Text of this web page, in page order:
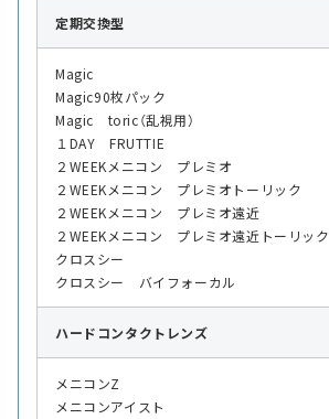
定期交換型
Magic
Magic90枚パック
Magic toric（乱視用）
１DAY FRUTTIE
２WEEKメニコン プレミオ
２WEEKメニコン プレミオトーリック
２WEEKメニコン プレミオ遠近
２WEEKメニコン プレミオ遠近トーリック
クロスシー
クロスシー バイフォーカル
ハード コンタクトレンズ
メニコンZ
メニコンアイスト